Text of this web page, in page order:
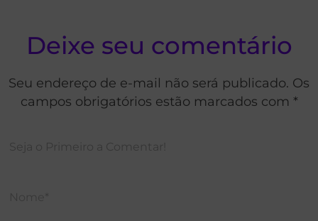
Deixe seu comentário
Seu endereço de e-mail não será publicado. Os
campos obrigatórios estão marcados com *